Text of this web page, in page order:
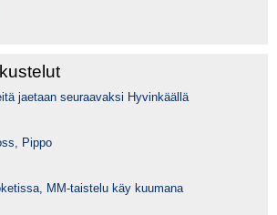
jaetaan seuraavaksi Hyvinkäällä
Pippo
MM-taistelu käy kuumana